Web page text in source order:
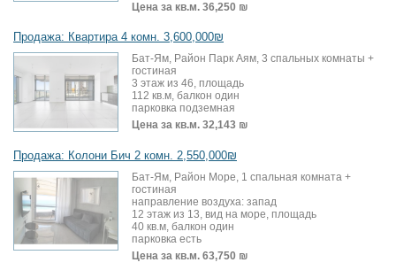
Цена за кв.м. 36,250 ₪
Продажа: Квартира 4 комн. 3,600,000₪
Бат-Ям, Район Парк Аям, 3 спальных комнаты +
гостиная
3 этаж из 46, площадь
112 кв.м, балкон один
парковка подземная
Цена за кв.м. 32,143 ₪
Продажа: Колони Бич 2 комн. 2,550,000₪
Бат-Ям, Район Море, 1 спальная комната +
гостиная
направление воздуха: запад
12 этаж из 13, вид на море, площадь
40 кв.м, балкон один
парковка есть
Цена за кв.м. 63,750 ₪